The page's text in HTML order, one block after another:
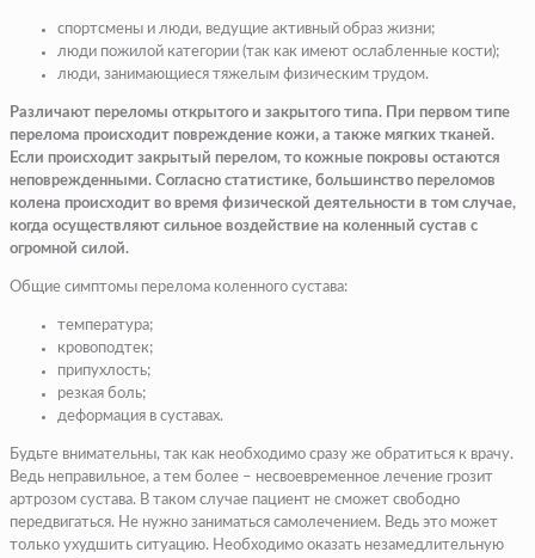
спортсмены и люди, ведущие активный образ жизни;
люди пожилой категории (так как имеют ослабленные кости);
люди, занимающиеся тяжелым физическим трудом.
Различают переломы открытого и закрытого типа. При первом типе
перелома происходит повреждение кожи, а также мягких тканей.
Если происходит закрытый перелом, то кожные покровы остаются
неповрежденными. Согласно статистике, большинство переломов
колена происходит во время физической деятельности в том случае,
когда осуществляют сильное воздействие на коленный сустав с
огромной силой.
Общие симптомы перелома коленного сустава:
температура;
кровоподтек;
припухлость;
резкая боль;
деформация в суставах.
Будьте внимательны, так как необходимо сразу же обратиться к врачу.
Ведь неправильное, а тем более – несвоевременное лечение грозит
артрозом сустава. В таком случае пациент не сможет свободно
передвигаться. Не нужно заниматься самолечением. Ведь это может
только ухудшить ситуацию. Необходимо оказать незамедлительную